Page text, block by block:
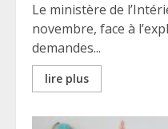
Le ministère de
novembre, face à
demandes...
lire plus